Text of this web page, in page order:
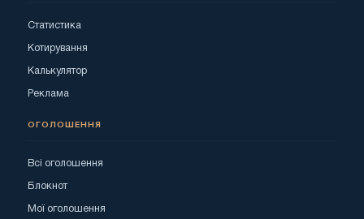
Статистика
Котирування
Калькулятор
Реклама
ОГОЛОШЕННЯ
Всі оголошення
Блокнот
Мої оголошення